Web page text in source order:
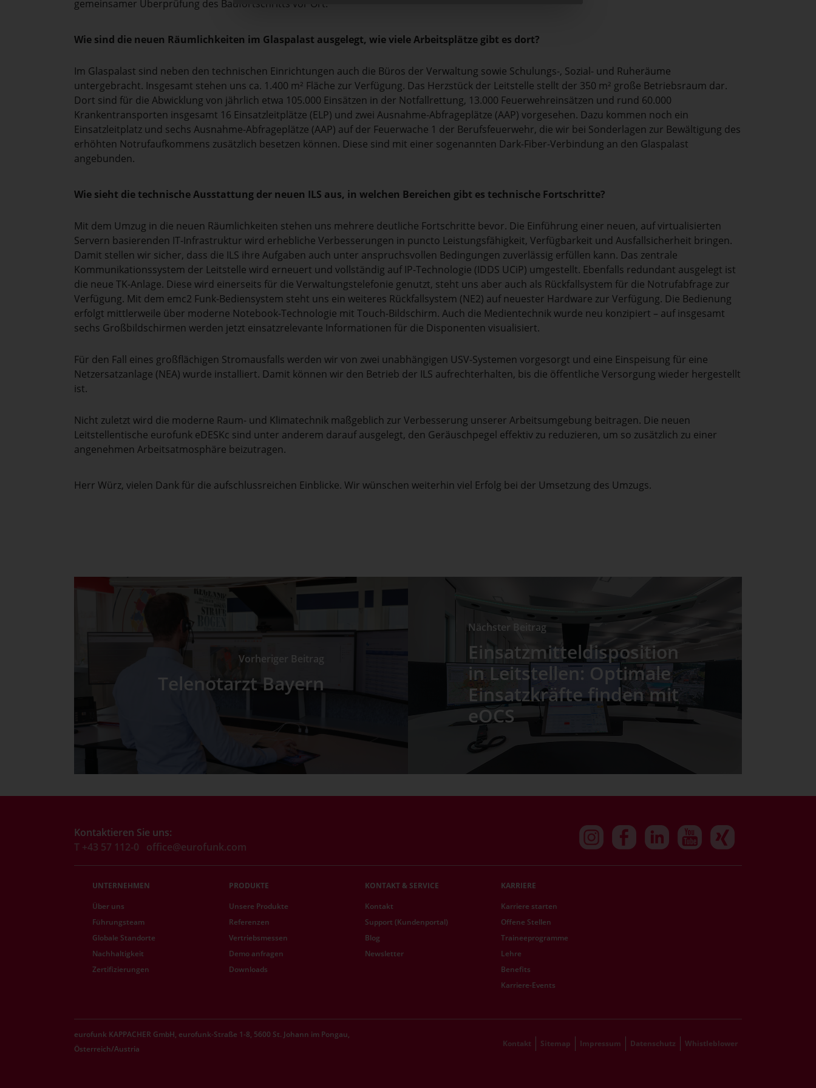
gemeinsamer Überprüfung des Baufortschritts vor Ort.
Wie sind die neuen Räumlichkeiten im Glaspalast ausgelegt, wie viele Arbeitsplätze gibt es dort?
Im Glaspalast sind neben den technischen Einrichtungen auch die Büros der Verwaltung sowie Schulungs-, Sozial- und Ruheräume
untergebracht. Insgesamt stehen uns ca. 1.400 m² Fläche zur Verfügung. Das Herzstück der Leitstelle stellt der 350 m² große Betriebsraum dar.
Dort sind für die Abwicklung von jährlich etwa 105.000 Einsätzen in der Notfallrettung, 13.000 Feuerwehreinsätzen und rund 60.000
Krankentransporten insgesamt 16 Einsatzleitplätze (ELP) und zwei Ausnahme-Abfrageplätze (AAP) vorgesehen. Dazu kommen noch ein
Einsatzleitplatz und sechs Ausnahme-Abfrageplätze (AAP) auf der Feuerwache 1 der Berufsfeuerwehr, die wir bei Sonderlagen zur Bewältigung des
erhöhten Notrufaufkommens zusätzlich besetzen können. Diese sind mit einer sogenannten Dark-Fiber-Verbindung an den Glaspalast
angebunden.
Wie sieht die technische Ausstattung der neuen ILS aus, in welchen Bereichen gibt es technische Fortschritte?
Mit dem Umzug in die neuen Räumlichkeiten stehen uns mehrere deutliche Fortschritte bevor. Die Einführung einer neuen, auf virtualisierten
Servern basierenden IT-Infrastruktur wird erhebliche Verbesserungen in puncto Leistungsfähigkeit, Verfügbarkeit und Ausfallsicherheit bringen.
Damit stellen wir sicher, dass die ILS ihre Aufgaben auch unter anspruchsvollen Bedingungen zuverlässig erfüllen kann. Das zentrale
Kommunikationssystem der Leitstelle wird erneuert und vollständig auf IP-Technologie (IDDS UCiP) umgestellt. Ebenfalls redundant ausgelegt ist
die neue TK-Anlage. Diese wird einerseits für die Verwaltungstelefonie genutzt, steht uns aber auch als Rückfallsystem für die Notrufabfrage zur
Verfügung. Mit dem emc2 Funk-Bediensystem steht uns ein weiteres Rückfallsystem (NE2) auf neuester Hardware zur Verfügung. Die Bedienung
erfolgt mittlerweile über moderne Notebook-Technologie mit Touch-Bildschirm. Auch die Medientechnik wurde neu konzipiert – auf insgesamt
sechs Großbildschirmen werden jetzt einsatzrelevante Informationen für die Disponenten visualisiert.
Für den Fall eines großflächigen Stromausfalls werden wir von zwei unabhängigen USV-Systemen vorgesorgt und eine Einspeisung für eine
Netzersatzanlage (NEA) wurde installiert. Damit können wir den Betrieb der ILS aufrechterhalten, bis die öffentliche Versorgung wieder hergestellt
ist.
Nicht zuletzt wird die moderne Raum- und Klimatechnik maßgeblich zur Verbesserung unserer Arbeitsumgebung beitragen. Die neuen
Leitstellentische eurofunk eDESKc sind unter anderem darauf ausgelegt, den Geräuschpegel effektiv zu reduzieren, um so zusätzlich zu einer
angenehmen Arbeitsatmosphäre beizutragen.
Herr Würz, vielen Dank für die aufschlussreichen Einblicke. Wir wünschen weiterhin viel Erfolg bei der Umsetzung des Umzugs.
Vorheriger Beitrag
Telenotarzt Bayern
Nächster Beitrag
Einsatzmitteldisposition
in Leitstellen: Optimale
Einsatzkräfte finden mit
eOCS
Kontaktieren Sie uns:
T +43 57 112-0
office@eurofunk.com
UNTERNEHMEN
Über uns
Führungsteam
Globale Standorte
Nachhaltigkeit
Zertifizierungen
PRODUKTE
Unsere Produkte
Referenzen
Vertriebsmessen
Demo anfragen
Downloads
KONTAKT & SERVICE
Kontakt
Support (Kundenportal)
Blog
Newsletter
KARRIERE
Karriere starten
Offene Stellen
Traineeprogramme
Lehre
Benefits
Karriere-Events
eurofunk KAPPACHER GmbH, eurofunk-Straße 1-8, 5600 St. Johann im Pongau,
Österreich/Austria
Kontakt Sitemap Impressum Datenschutz Whistleblower